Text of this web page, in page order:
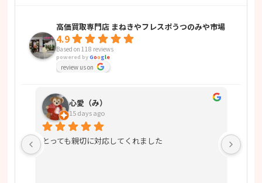
高価買取専門店 まねきやフレスポうつのみや市場
4.9
Based on 118 reviews
powered byGoogle
review us on
心愛（み）
15 days ago
とっても親切に対応してくれました